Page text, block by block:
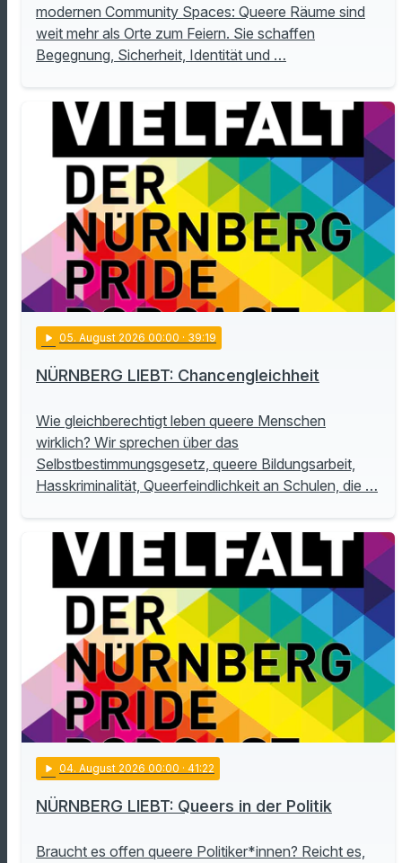
modernen Community Spaces: Queere Räume sind
weit mehr als Orte zum Feiern. Sie schaffen
Begegnung, Sicherheit, Identität und …
play_arrow 05. August 2026 00:00 · 39:19
NÜRNBERG LIEBT: Chancengleichheit
Wie gleichberechtigt leben queere Menschen
wirklich? Wir sprechen über das
Selbstbestimmungsgesetz, queere Bildungsarbeit,
Hasskriminalität, Queerfeindlichkeit an Schulen, die …
play_arrow 04. August 2026 00:00 · 41:22
NÜRNBERG LIEBT: Queers in der Politik
Braucht es offen queere Politiker*innen? Reicht es,